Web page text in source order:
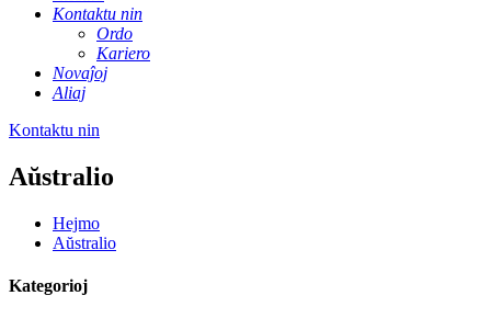
Kontaktu nin
Ordo
Kariero
Novaĵoj
Aliaj
Kontaktu nin
Aŭstralio
Hejmo
Aŭstralio
Kategorioj